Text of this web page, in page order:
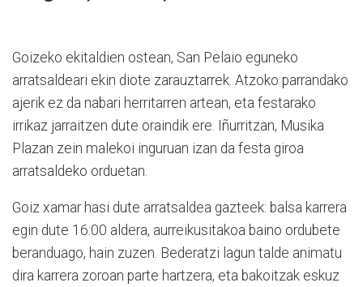
Goizeko ekitaldien ostean, San Pelaio eguneko
arratsaldeari ekin diote zarauztarrek. Atzoko parrandako
ajerik ez da nabari herritarren artean, eta festarako
irrikaz jarraitzen dute oraindik ere. Iñurritzan, Musika
Plazan zein malekoi inguruan izan da festa giroa
arratsaldeko orduetan.
Goiz xamar hasi dute arratsaldea gazteek: balsa karrera
egin dute 16:00 aldera, aurreikusitakoa baino ordubete
beranduago, hain zuzen. Bederatzi lagun talde animatu
dira karrera zoroan parte hartzera, eta bakoitzak eskuz